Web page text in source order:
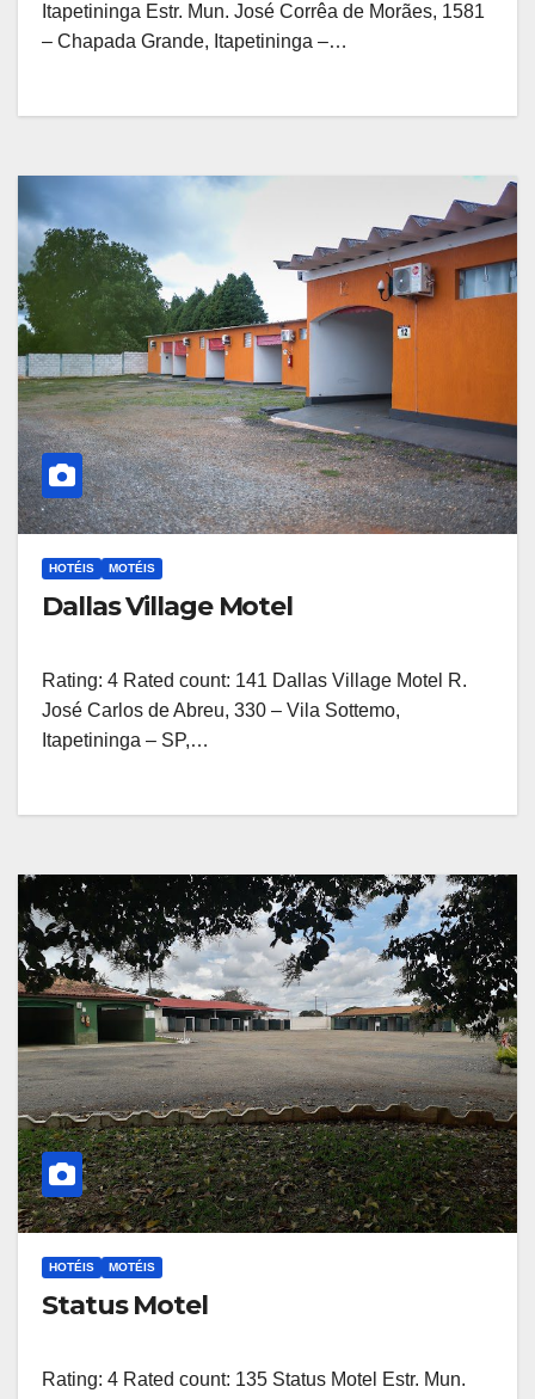
Itapetininga Estr. Mun. José Corrêa de Morães, 1581
– Chapada Grande, Itapetininga –…
HOTÉIS MOTÉIS
Dallas Village Motel
Rating: 4 Rated count: 141 Dallas Village Motel R.
José Carlos de Abreu, 330 – Vila Sottemo,
Itapetininga – SP,…
HOTÉIS MOTÉIS
Status Motel
Rating: 4 Rated count: 135 Status Motel Estr. Mun.